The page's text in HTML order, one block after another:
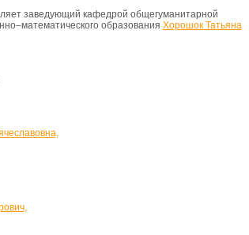
заведующий кафедрой общегуманитарной
образования Хорошок Татьяна